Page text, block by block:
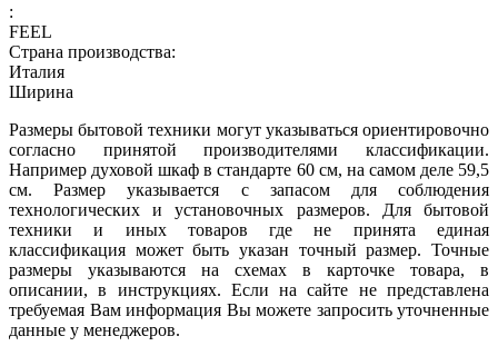
:
FEEL
Страна производства:
Италия
Ширина
Размеры бытовой техники могут указываться ориентировочно
согласно принятой производителями классификации.
Например духовой шкаф в стандарте 60 см, на самом деле 59,5
см. Размер указывается с запасом для соблюдения
технологических и установочных размеров. Для бытовой
техники и иных товаров где не принята единая
классификация может быть указан точный размер. Точные
размеры указываются на схемах в карточке товара, в
описании, в инструкциях. Если на сайте не представлена
требуемая Вам информация Вы можете запросить уточненные
данные у менеджеров.